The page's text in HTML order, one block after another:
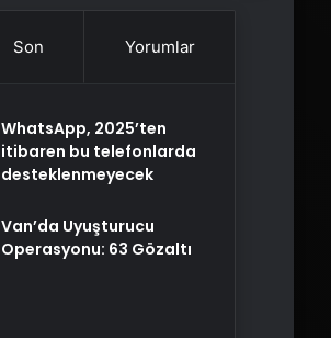
Son Yorumlar
WhatsApp, 2025’ten
itibaren bu telefonlarda
desteklenmeyecek
Van’da Uyuşturucu
Operasyonu: 63 Gözaltı